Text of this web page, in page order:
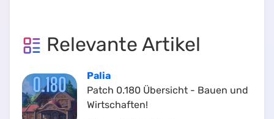
Relevante Artikel
Palia
Patch 0.180 Übersicht - Bauen und
Wirtschaften!